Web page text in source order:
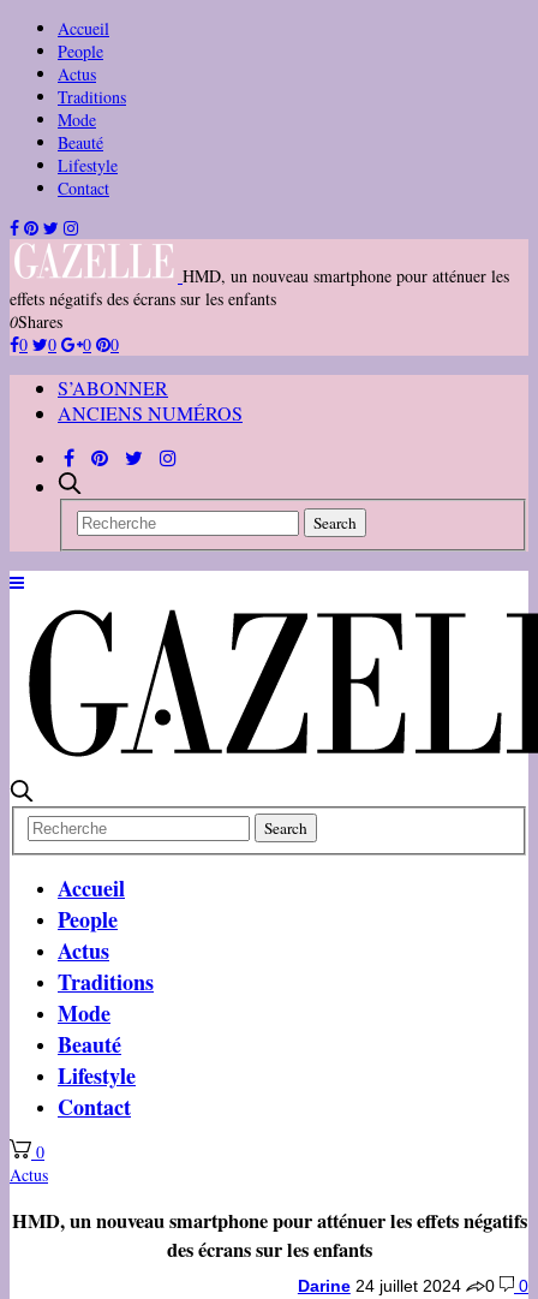
Accueil
People
Actus
Traditions
Mode
Beauté
Lifestyle
Contact
HMD, un nouveau smartphone pour atténuer les
effets négatifs des écrans sur les enfants
0Shares
0
0 0 0
S’ABONNER
ANCIENS NUMÉROS
Accueil
People
Actus
Traditions
Mode
Beauté
Lifestyle
Contact
0
Actus
HMD, un nouveau smartphone pour atténuer les effets négatifs
des écrans sur les enfants
Darine 24 juillet 2024 0 0